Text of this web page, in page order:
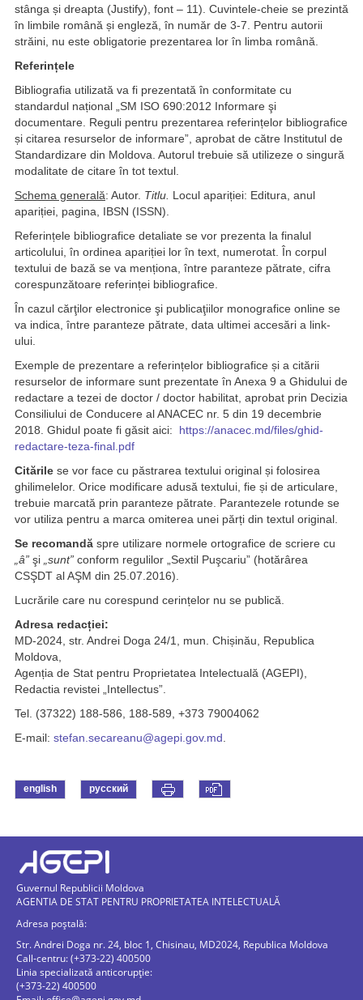
stânga și dreapta (Justify), font – 11). Cuvintele-cheie se prezintă
în limbile română și engleză, în număr de 3-7. Pentru autorii
străini, nu este obligatorie prezentarea lor în limba română.
Referințele
Bibliografia utilizată va fi prezentată în conformitate cu
standardul național „SM ISO 690:2012 Informare şi
documentare. Reguli pentru prezentarea referințelor bibliografice
și citarea resurselor de informare”, aprobat de către Institutul de
Standardizare din Moldova. Autorul trebuie să utilizeze o singură
modalitate de citare în tot textul.
Schema generală: Autor. Titlu. Locul apariției: Editura, anul
apariției, pagina, IBSN (ISSN).
Referințele bibliografice detaliate se vor prezenta la finalul
articolului, în ordinea apariției lor în text, numerotat. În corpul
textului de bază se va menționa, între paranteze pătrate, cifra
corespunzătoare referinței bibliografice.
În cazul cărţilor electronice şi publicaţiilor monografice online se
va indica, între paranteze pătrate, data ultimei accesări a link-
ului.
Exemple de prezentare a referințelor bibliografice și a citării
resurselor de informare sunt prezentate în Anexa 9 a Ghidului de
redactare a tezei de doctor / doctor habilitat, aprobat prin Decizia
Consiliului de Conducere al ANACEC nr. 5 din 19 decembrie
2018. Ghidul poate fi găsit aici: https://anacec.md/files/ghid-
redactare-teza-final.pdf
Citările se vor face cu păstrarea textului original și folosirea
ghilimelelor. Orice modificare adusă textului, fie și de articulare,
trebuie marcată prin paranteze pătrate. Parantezele rotunde se
vor utiliza pentru a marca omiterea unei părți din textul original.
Se recomandă spre utilizare normele ortografice de scriere cu
„â” şi „sunt” conform regulilor „Sextil Puşcariu” (hotărârea
CSŞDT al AŞM din 25.07.2016).
Lucrările care nu corespund cerințelor nu se publică.
Adresa redacției:
MD-2024, str. Andrei Doga 24/1, mun. Chișinău, Republica
Moldova,
Agenția de Stat pentru Proprietatea Intelectuală (AGEPI),
Redactia revistei „Intellectus”.
Tel. (37322) 188-586, 188-589, +373 79004062
E-mail: stefan.secareanu@agepi.gov.md
english русский
Guvernul Republicii Moldova
AGENTIA DE STAT PENTRU PROPRIETATEA INTELECTUALĂ
Adresa poștală:
Str. Andrei Doga nr. 24, bloc 1, Chisinau, MD2024, Republica Moldova
Call-centru: (+373-22) 400500
Linia specializată anticorupție:
(+373-22) 400500